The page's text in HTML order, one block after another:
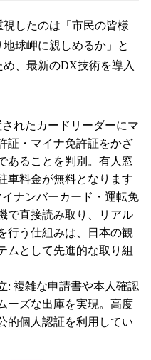
したのは「市民の皆様
球岬に親しめるか」と
、最新のDX技術を導入
れたカードリーダーにマ
証・マイナ免許証をかざ
あることを判別。有人窓
車料金が無料となります
ナンバーカード・運転免
で直接読み取り、リアル
行う仕組みは、日本の観
ムとして先進的な取り組
: 複雑な申請書や本人確認
ーズな出庫を実現。高度
的個人認証を利用してい